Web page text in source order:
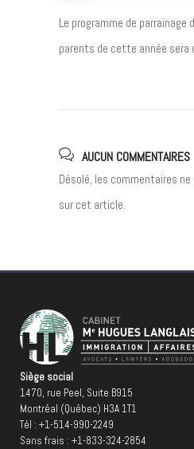
Le programme de
parents de cette année sera
AUCUN COMMENTAIRES
Désolé, les commentaires
sur cet article.
Siège social
1470, rue Peel, Suite B915
Montréal (Québec) H3A 1T1
Tél : +1-514-990-2249
Sans frais : +1-833-324-2854